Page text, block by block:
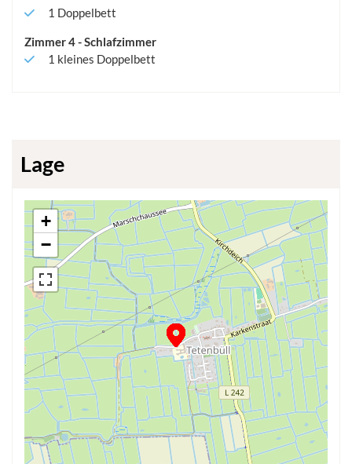
1 Doppelbett
Zimmer4-Schlafzimmer
1 kleines Doppelbett
Lage
+
−